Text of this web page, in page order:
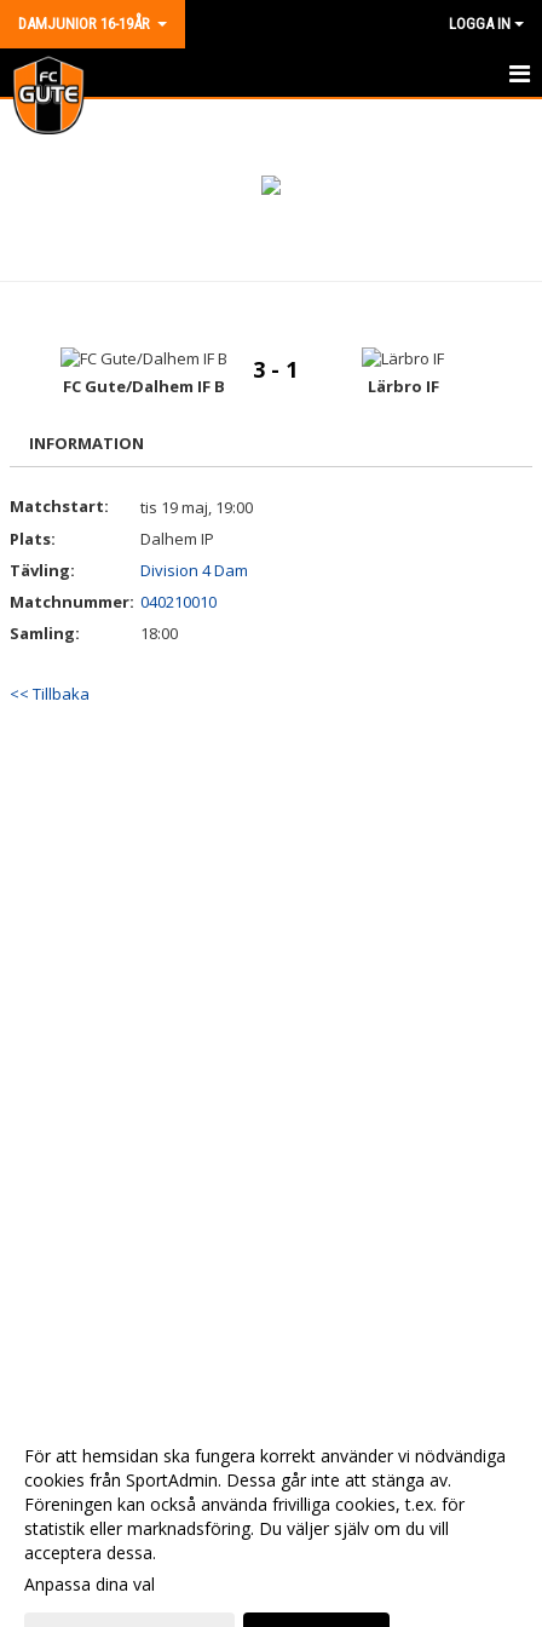
DAMJUNIOR 16-19ÅR LOGGA IN
HEM
BILDGALLERI
DOKUMENT
FC Gute/Dalhem IF B
3 - 1
Lärbro IF
INFORMATION
Matchstart:
tis 19 maj, 19:00
Plats:
Dalhem IP
Tävling:
Division 4 Dam
Matchnummer: 040210010
Samling:
18:00
<< Tillbaka
För att hemsidan ska fungera korrekt använder vi nödvändiga
cookies från SportAdmin. Dessa går inte att stänga av.
Föreningen kan också använda frivilliga cookies, t.ex. för
statistik eller marknadsföring. Du väljer själv om du vill
acceptera dessa.
Anpassa dina val